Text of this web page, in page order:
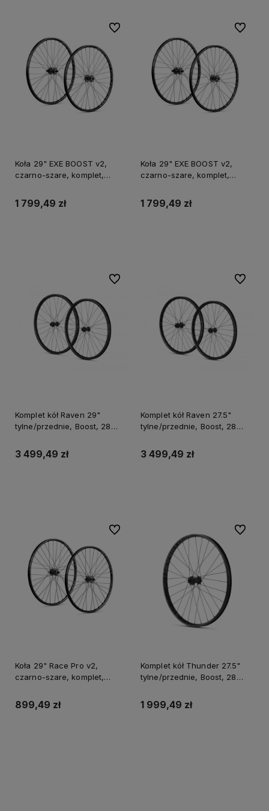
Koła 29" EXE BOOST v2,
czarno-szare, komplet,
12x148mm, bębenek SRAM
XD (proste szprychy 28H)
1 799,49 zł
Do ulubionych
Koła 29" EXE BOOST v2,
czarno-szare, komplet,
12x148mm, bębenek Shimano
11 (proste szprychy 28H)
1 799,49 zł
Do
Komplet kół Raven 29"
tylne/przednie, Boost, 28
ready, piasty straight-pull,
bębenek SRAM XD 108
3 499,49 zł
Do ulubionych
Komplet kół Raven 27.5"
tylne/przednie, Boost, 28
ready, piasty straight-pull,
bębenek SRAM XD 108
3 499,49 zł
Do
Koła 29" Race Pro v2,
czarno-szare, komplet,
12x142mm, bębenek Shimano
10
899,49 zł
Do ulubionych
Komplet kół Thunder 27.5"
tylne/przednie, Boost, 28
piasty straight-pull, bębenek
SRAM XD 108 punktów
1 999,49 zł
Do